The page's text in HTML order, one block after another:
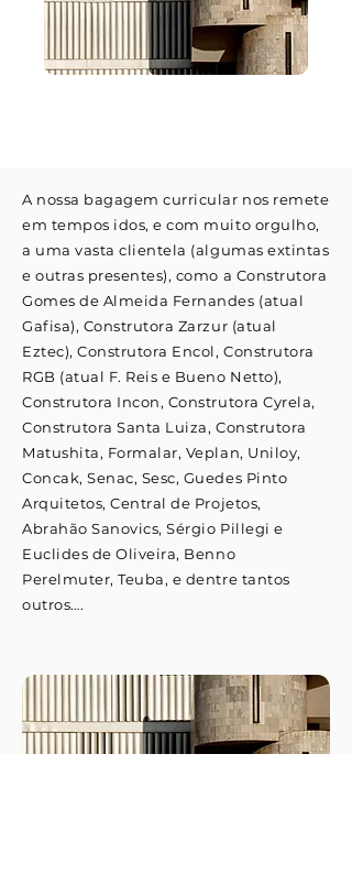
A nossa bagagem curricular nos remete
em tempos idos, e com muito orgulho,
a uma vasta clientela (algumas extintas
e outras presentes), como a Construtora
Gomes de Almeida Fernandes (atual
Gafisa), Construtora Zarzur (atual
Eztec), Construtora Encol, Construtora
RGB (atual F. Reis e Bueno Netto),
Construtora Incon, Construtora Cyrela,
Construtora Santa Luiza, Construtora
Matushita, Formalar, Veplan, Uniloy,
Concak, Senac, Sesc, Guedes Pinto
Arquitetos, Central de Projetos,
Abrahão Sanovics, Sérgio Pillegi e
Euclides de Oliveira, Benno
Perelmuter, Teuba, e dentre tantos
outros….